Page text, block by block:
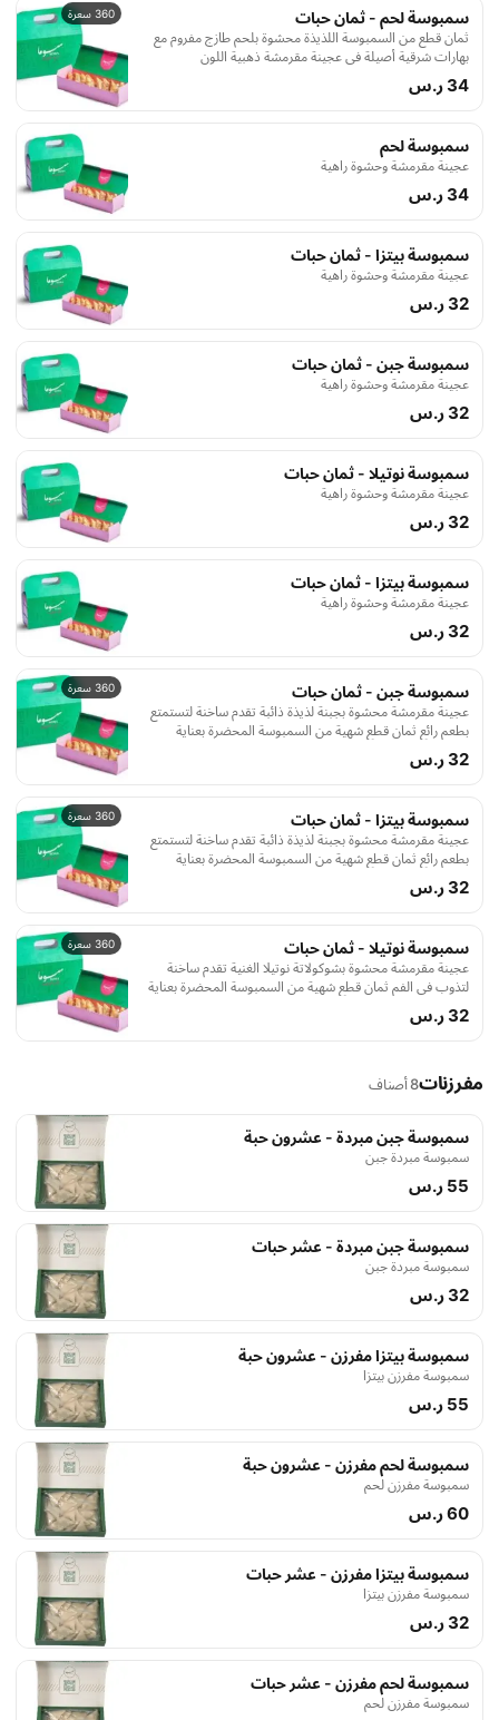
360 سعرة سمبوسة لحم - ثمان حبات
ثمان قطع من السمبوسة اللذيذة محشوة بلحم طازج مفروم مع
بهارات شرقية أصيلة في عجينة مقرمشة ذهبية اللون
34 ر.س
سمبوسة لحم
عجينة مقرمشة وحشوة راهية
34 ر.س
سمبوسة بيتزا - ثمان حبات
عجينة مقرمشة وحشوة راهية
32 ر.س
سمبوسة جبن - ثمان حبات
عجينة مقرمشة وحشوة راهية
32 ر.س
سمبوسة نوتيلا - ثمان حبات
عجينة مقرمشة وحشوة راهية
32 ر.س
سمبوسة بيتزا - ثمان حبات
عجينة مقرمشة وحشوة راهية
32 ر.س
360 سعرة سمبوسة جبن - ثمان حبات
عجينة مقرمشة محشوة بجبنة لذيذة ذائبة تقدم ساخنة لتستمتع
بطعم رائع ثمان قطع شهية من السمبوسة المحضرة بعناية
32 ر.س
360 سعرة سمبوسة بيتزا - ثمان حبات
عجينة مقرمشة محشوة بجبنة لذيذة ذائبة تقدم ساخنة لتستمتع
بطعم رائع ثمان قطع شهية من السمبوسة المحضرة بعناية
32 ر.س
360 سعرة سمبوسة نوتيلا - ثمان حبات
عجينة مقرمشة محشوة بشوكولاتة نوتيلا الغنية تقدم ساخنة
لتذوب في الفم ثمان قطع شهية من السمبوسة المحضرة بعناية
لتمنحك تجربة حلويات فريدة ومميزة
32 ر.س
مفرزنات8 أصناف
سمبوسة جبن مبردة - عشرون حبة
سمبوسة مبردة جبن
55 ر.س
سمبوسة جبن مبردة - عشر حبات
سمبوسة مبردة جبن
32 ر.س
سمبوسة بيتزا مفرزن - عشرون حبة
سمبوسة مفرزن بيتزا
55 ر.س
سمبوسة لحم مفرزن - عشرون حبة
سمبوسة مفرزن لحم
60 ر.س
سمبوسة بيتزا مفرزن - عشر حبات
سمبوسة مفرزن بيتزا
32 ر.س
سمبوسة لحم مفرزن - عشر حبات
سمبوسة مفرزن لحم